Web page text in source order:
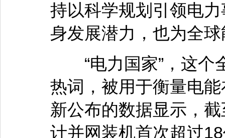
持以科学规划引领电
身发展潜力，也为全
“电力国家”，这个
热词，被用于衡量电
新公布的数据显示，
计并网装机首次超过